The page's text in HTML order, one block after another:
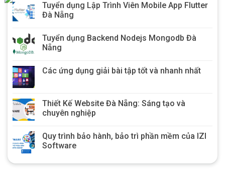
Tuyển dụng Lập Trình Viên Mobile App Flutter
Đà Nẵng
Tuyển dụng Backend Nodejs Mongodb Đà
Nẵng
Các ứng dụng giải bài tập tốt và nhanh nhất
Thiết Kế Website Đà Nẵng: Sáng tạo và
chuyên nghiệp
Quy trình bảo hành, bảo trì phần mềm của IZI
Software